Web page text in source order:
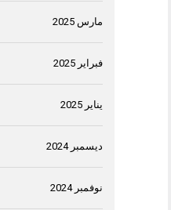
مارس 2025
فبراير 2025
يناير 2025
ديسمبر 2024
نوفمبر 2024